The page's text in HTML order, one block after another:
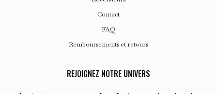
Contact
FAQ
Remboursements et retours
REJOIGNEZ NOTRE UNIVERS